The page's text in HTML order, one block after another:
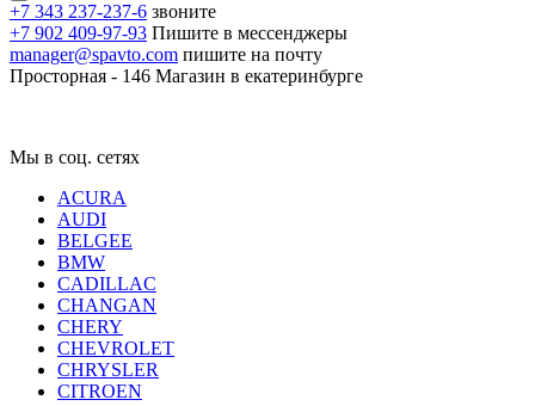
+7 343 237-237-6 звоните
+7 902 409-97-93 Пишите в мессенджеры
manager@spavto.com пишите на почту
Просторная - 146 Магазин в екатеринбурге
Мы в соц. сетях
ACURA
AUDI
BELGEE
BMW
CADILLAC
CHANGAN
CHERY
CHEVROLET
CHRYSLER
CITROEN